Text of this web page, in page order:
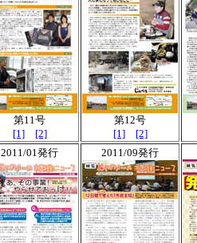
第11号
[1]
[2]
第12号
[1]
[2]
2011/01発行
2011/09発行